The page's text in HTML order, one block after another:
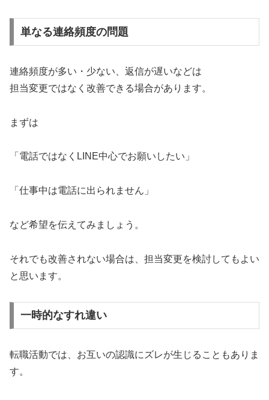
単なる連絡頻度の問題
連絡頻度が多い・少ない、返信が遅いなどは
担当変更ではなく改善できる場合があります。
まずは
「電話ではなくLINE中心でお願いしたい」
「仕事中は電話に出られません」
など希望を伝えてみましょう。
それでも改善されない場合は、担当変更を検討してもよい
と思います。
一時的なすれ違い
転職活動では、お互いの認識にズレが生じることもありま
す。